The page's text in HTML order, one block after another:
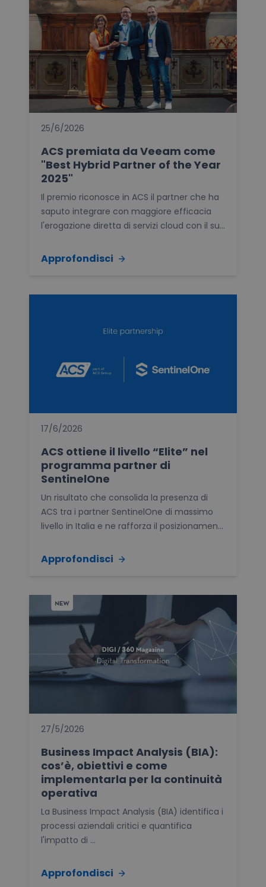
25/6/2026
ACS premiata da Veeam come
"Best Hybrid Partner of the Year
2025"
Il premio riconosce in ACS il partner che ha
saputo integrare con maggiore efficacia
l'erogazione diretta di servizi cloud con il su...
Approfondisci
17/6/2026
ACS ottiene il livello “Elite” nel
programma partner di
SentinelOne
Un risultato che consolida la presenza di
ACS tra i partner SentinelOne di massimo
livello in Italia e ne rafforza il posizionamen...
Approfondisci
27/5/2026
Business Impact Analysis (BIA):
cos’è, obiettivi e come
implementarla per la continuità
operativa
La Business Impact Analysis (BIA) identifica i
processi aziendali critici e quantifica
l'impatto di ...
Approfondisci